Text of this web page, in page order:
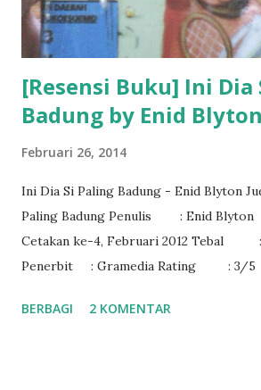
[Resensi Buku] Ini Dia
Badung by Enid Blyton
Februari 26, 2014
Ini Dia Si Paling Badung - Enid Blyton
Paling Badung Penulis : Enid
Cetakan ke-4, Februari 2012 Tebal :
Penerbit : Gramedia Rating : 3/5
BERBAGI 2 KOMENTAR